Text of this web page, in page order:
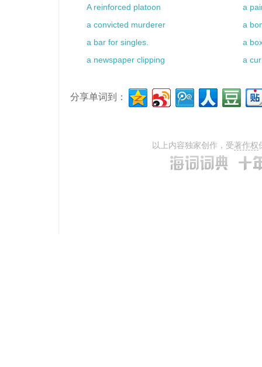
A reinforced platoon
a
a convicted murderer
a
a bar for singles.
a
a newspaper clipping
a
分享单词到：
以上内容独家创作，受著作权